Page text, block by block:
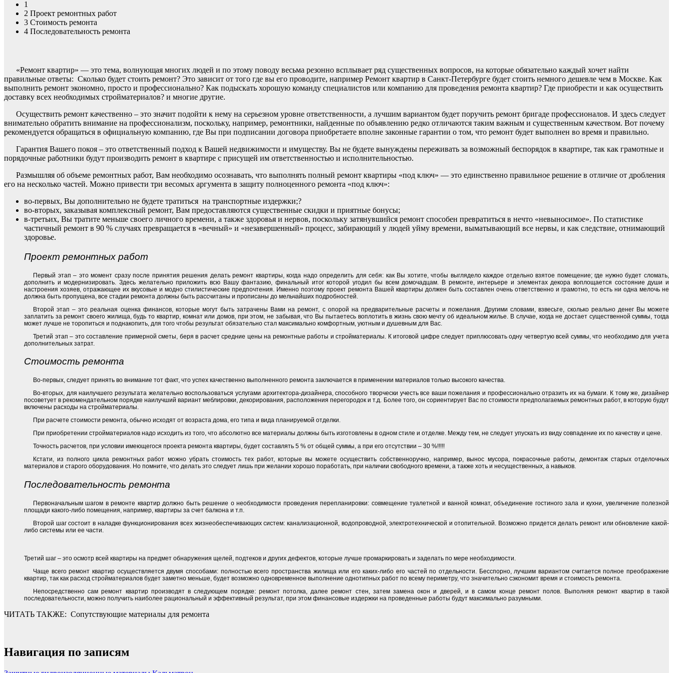
1
2 Проект ремонтных работ
3 Стоимость ремонта
4 Последовательность ремонта
«Ремонт квартир» — это тема, волнующая многих людей и по этому поводу весьма резонно всплывает ряд существенных вопросов, на которые обязательно каждый хочет найти
правильные ответы: Сколько будет стоить ремонт? Это зависит от того где вы его проводите, например Ремонт квартир в Санкт-Петербурге будет стоить немного дешевле чем в Москве. Как
выполнить ремонт экономно, просто и профессионально? Как подыскать хорошую команду специалистов или компанию для проведения ремонта квартир? Где приобрести и как осуществить
доставку всех необходимых стройматериалов? и многие другие.
Осуществить ремонт качественно – это значит подойти к нему на серьезном уровне ответственности, а лучшим вариантом будет поручить ремонт бригаде профессионалов. И здесь следует
внимательно обратить внимание на профессионализм, поскольку, например, ремонтники, найденные по объявлению редко отличаются таким важным и существенным качеством. Вот почему
рекомендуется обращаться в официальную компанию, где Вы при подписании договора приобретаете вполне законные гарантии о том, что ремонт будет выполнен во время и правильно.
Гарантия Вашего покоя – это ответственный подход к Вашей недвижимости и имуществу. Вы не будете вынуждены переживать за возможный беспорядок в квартире, так как грамотные и
порядочные работники будут производить ремонт в квартире с присущей им ответственностью и исполнительностью.
Размышляя об объеме ремонтных работ, Вам необходимо осознавать, что выполнять полный ремонт квартиры «под ключ» — это единственно правильное решение в отличие от дробления
его на несколько частей. Можно привести три весомых аргумента в защиту полноценного ремонта «под ключ»:
во-первых, Вы дополнительно не будете тратиться на транспортные издержки;?
во-вторых, заказывая комплексный ремонт, Вам предоставляются существенные скидки и приятные бонусы;
в-третьих, Вы тратите меньше своего личного времени, а также здоровья и нервов, поскольку затянувшийся ремонт способен превратиться в нечто «невыносимое». По статистике
частичный ремонт в 90 % случаях превращается в «вечный» и «незавершенный» процесс, забирающий у людей уйму времени, выматывающий все нервы, и как следствие, отнимающий
здоровье.
Проект ремонтных работ
Первый этап – это момент сразу после принятия решения делать ремонт квартиры, когда надо определить для себя: как Вы хотите, чтобы выглядело каждое отдельно взятое помещение; где нужно будет сломать,
дополнить и модернизировать. Здесь желательно приложить всю Вашу фантазию, финальный итог которой угодил бы всем домочадцам. В ремонте, интерьере и элементах декора воплощается состояние души и
настроения хозяев, отражающее их вкусовые и модно стилистические предпочтения. Именно поэтому проект ремонта Вашей квартиры должен быть составлен очень ответственно и грамотно, то есть ни одна мелочь не
должна быть пропущена, все стадии ремонта должны быть рассчитаны и прописаны до мельчайших подробностей.
Второй этап – это реальная оценка финансов, которые могут быть затрачены Вами на ремонт, с опорой на предварительные расчеты и пожелания. Другими словами, взвесьте, сколько реально денег Вы можете
заплатить за ремонт своего жилища, будь то квартир, комнат или домов, при этом, не забывая, что Вы пытаетесь воплотить в жизнь свою мечту об идеальном жилье. В случае, когда не достает существенной суммы, тогда
может лучше не торопиться и поднакопить, для того чтобы результат обязательно стал максимально комфортным, уютным и душевным для Вас.
Третий этап – это составление примерной сметы, беря в расчет средние цены на ремонтные работы и стройматериалы. К итоговой цифре следует приплюсовать одну четвертую всей суммы, что необходимо для учета
дополнительных затрат.
Стоимость ремонта
Во-первых, следует принять во внимание тот факт, что успех качественно выполненного ремонта заключается в применении материалов только высокого качества.
Во-вторых, для наилучшего результата желательно воспользоваться услугами архитектора-дизайнера, способного творчески учесть все ваши пожелания и профессионально отразить их на бумаги. К тому же, дизайнер
посоветует в рекомендательном порядке наилучший вариант меблировки, декорирования, расположения перегородок и т.д. Более того, он сориентирует Вас по стоимости предполагаемых ремонтных работ, в которую будут
включены расходы на стройматериалы.
При расчете стоимости ремонта, обычно исходят от возраста дома, его типа и вида планируемой отделки.
При приобретении стройматериалов надо исходить из того, что абсолютно все материалы должны быть изготовлены в одном стиле и отделке. Между тем, не следует упускать из виду совпадение их по качеству и цене.
Точность расчетов, при условии имеющегося проекта ремонта квартиры, будет составлять 5 % от общей суммы, а при его отсутствии – 30 %!!!!!
Кстати, из полного цикла ремонтных работ можно убрать стоимость тех работ, которые вы можете осуществить собственноручно, например, вынос мусора, покрасочные работы, демонтаж старых отделочных
материалов и старого оборудования. Но помните, что делать это следует лишь при желании хорошо поработать, при наличии свободного времени, а также хоть и несущественных, а навыков.
Последовательность ремонта
Первоначальным шагом в ремонте квартир должно быть решение о необходимости проведения перепланировки: совмещение туалетной и ванной комнат, объединение гостиного зала и кухни, увеличение полезной
площади какого-либо помещения, например, квартиры за счет балкона и т.п.
Второй шаг состоит в наладке функционирования всех жизнеобеспечивающих систем: канализационной, водопроводной, электротехнической и отопительной. Возможно придется делать ремонт или обновление какой-
либо системы или ее части.
Третий шаг – это осмотр всей квартиры на предмет обнаружения щелей, подтеков и других дефектов, которые лучше промаркировать и заделать по мере необходимости.
Чаще всего ремонт квартир осуществляется двумя способами: полностью всего пространства жилища или его каких-либо его частей по отдельности. Бесспорно, лучшим вариантом считается полное преображение
квартир, так как расход стройматериалов будет заметно меньше, будет возможно одновременное выполнение однотипных работ по всему периметру, что значительно сэкономит время и стоимость ремонта.
Непосредственно сам ремонт квартир производят в следующем порядке: ремонт потолка, далее ремонт стен, затем замена окон и дверей, и в самом конце ремонт полов. Выполняя ремонт квартир в такой
последовательности, можно получить наиболее рациональный и эффективный результат, при этом финансовые издержки на проведенные работы будут максимально разумными.
ЧИТАТЬ ТАКЖЕ: Сопутствующие материалы для ремонта
Навигация по записям